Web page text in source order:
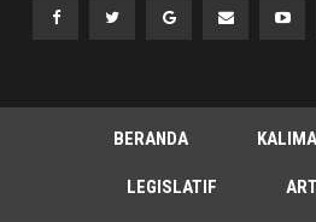
BERANDA
LEGISLATIF